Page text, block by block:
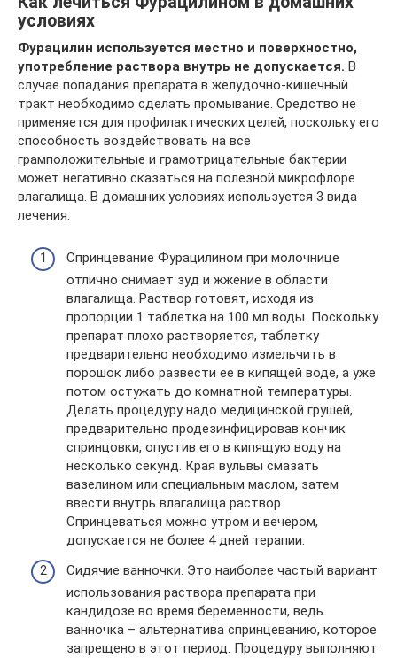
условиях
Фурацилин используется местно и поверхностно,
употребление раствора внутрь не допускается. В
случае попадания препарата в желудочно-кишечный
тракт необходимо сделать промывание. Средство не
применяется для профилактических целей, поскольку его
способность воздействовать на все
грамположительные и грамотрицательные бактерии
может негативно сказаться на полезной микрофлоре
влагалища. В домашних условиях используется 3 вида
лечения:
Спринцевание Фурацилином при молочнице
отлично снимает зуд и жжение в области
влагалища. Раствор готовят, исходя из
пропорции 1 таблетка на 100 мл воды. Поскольку
препарат плохо растворяется, таблетку
предварительно необходимо измельчить в
порошок либо развести ее в кипящей воде, а уже
потом остужать до комнатной температуры.
Делать процедуру надо медицинской грушей,
предварительно продезинфицировав кончик
спринцовки, опустив его в кипящую воду на
несколько секунд. Края вульвы смазать
вазелином или специальным маслом, затем
ввести внутрь влагалища раствор.
Спринцеваться можно утром и вечером,
допускается не более 4 дней терапии.
Сидячие ванночки. Это наиболее частый вариант
использования раствора препарата при
кандидозе во время беременности, ведь
ванночка – альтернатива спринцеванию, которое
запрещено в этот период. Процедуру выполняют